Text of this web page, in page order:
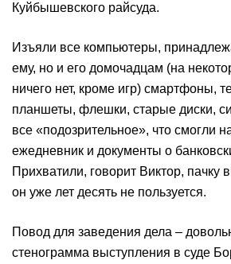
Куйбышевского райсуда.
Изъяли все компьютеры,
ему, но и его домочадцам (на
ничего нет, кроме игр) смартфоны,
планшеты, флешки, старые диски,
все «подозрительное», что смогли
ежедневник и документы о
Прихватили, говорит Виктор, пачку
он уже лет десять не пользуется.
Повод для заведения дела –
стенограмма выступления в суде